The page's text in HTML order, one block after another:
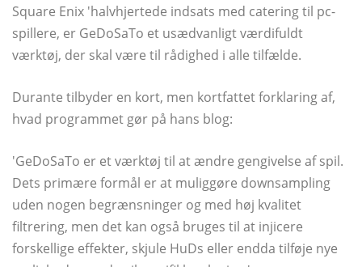
Square Enix 'halvhjertede indsats med catering til pc-
spillere, er GeDoSaTo et usædvanligt værdifuldt
værktøj, der skal være til rådighed i alle tilfælde.
Durante tilbyder en kort, men kortfattet forklaring af,
hvad programmet gør på hans blog:
'GeDoSaTo er et værktøj til at ændre gengivelse af spil.
Dets primære formål er at muliggøre downsampling
uden nogen begrænsninger og med høj kvalitet
filtrering, men det kan også bruges til at injicere
forskellige effekter, skjule HuDs eller endda tilføje nye